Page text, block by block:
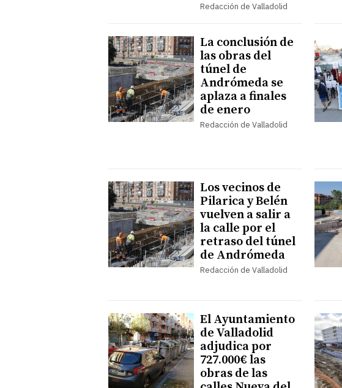
Redacción de Valladolid
La conclusión de
las obras del
túnel de
Andrómeda se
aplaza a finales
de enero
Redacción de Valladolid
Los vecinos de
Pilarica y Belén
vuelven a salir a
la calle por el
retraso del túnel
de Andrómeda
Redacción de Valladolid
El Ayuntamiento
de Valladolid
adjudica por
727.000€ las
obras de las